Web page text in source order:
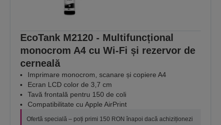
EcoTank M2120 - Multifuncțional
monocrom A4 cu Wi-Fi și rezervor de
cerneală
Imprimare monocrom, scanare și copiere A4
Ecran LCD color de 3,7 cm
Tavă frontală pentru 150 de coli
Compatibilitate cu Apple AirPrint
Ofertă specială – poți primi 150 RON înapoi dacă achiziționezi